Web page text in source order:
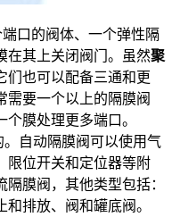
口的阀体、一个弹性隔
在其上关闭阀门。虽然聚
们也可以配备三通和更
需要一个以上的隔膜阀
膜处理更多端口。
自动隔膜阀可以使用气
限位开关和定位器等附
膜阀，其他类型包括：
排放、阀和罐底阀。